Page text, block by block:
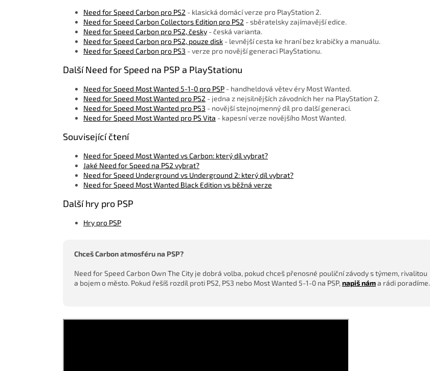
Need for Speed Carbon pro PS2 - klasická domácí verze pro PlayStation 2.
Need for Speed Carbon Collectors Edition pro PS2 - sběratelsky zajímavější edice.
Need for Speed Carbon pro PS2, česky - česká varianta.
Need for Speed Carbon pro PS2, pouze disk - levnější cesta ke hraní bez krabičky a manuálu.
Need for Speed Carbon pro PS3 - verze pro novější generaci PlayStationu.
Další Need for Speed na PSP a PlayStationu
Need for Speed Most Wanted 5-1-0 pro PSP - handheldová větev éry Most Wanted.
Need for Speed Most Wanted pro PS2 - jedna z nejsilnějších závodních her na PlayStation 2.
Need for Speed Most Wanted pro PS3 - novější stejnojmenný díl pro další generaci.
Need for Speed Most Wanted pro PS Vita - kapesní verze novějšího Most Wanted.
Související čtení
Need for Speed Most Wanted vs Carbon: který díl vybrat?
Jaké Need for Speed na PS2 vybrat?
Need for Speed Underground vs Underground 2: který díl vybrat?
Need for Speed Most Wanted Black Edition vs běžná verze
Další hry pro PSP
Hry pro PSP
Chceš Carbon atmosféru na PSP?
Need for Speed Carbon Own The City je dobrá volba, pokud chceš přenosné pouliční závody s týmem, rivalitou
a bojem o město. Pokud řešíš rozdíl proti PS2, PS3 nebo Most Wanted 5-1-0 na PSP, napiš náma rádi poradíme.